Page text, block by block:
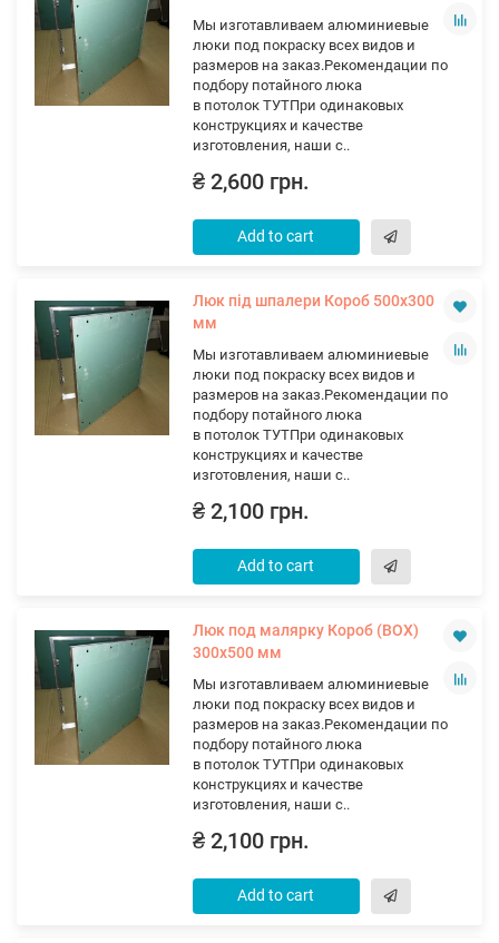
Мы изготавливаем алюминиевые
люки под покраску всех видов и
размеров на заказ.Рекомендации по
подбору потайного люка
в потолок ТУТПри одинаковых
конструкциях и качестве
изготовления, наши с..
₴ 2,600 грн.
Add to cart
Люк під шпалери Короб 500х300
мм
Мы изготавливаем алюминиевые
люки под покраску всех видов и
размеров на заказ.Рекомендации по
подбору потайного люка
в потолок ТУТПри одинаковых
конструкциях и качестве
изготовления, наши с..
₴ 2,100 грн.
Add to cart
Люк под малярку Короб (ВОХ)
300х500 мм
Мы изготавливаем алюминиевые
люки под покраску всех видов и
размеров на заказ.Рекомендации по
подбору потайного люка
в потолок ТУТПри одинаковых
конструкциях и качестве
изготовления, наши с..
₴ 2,100 грн.
Add to cart